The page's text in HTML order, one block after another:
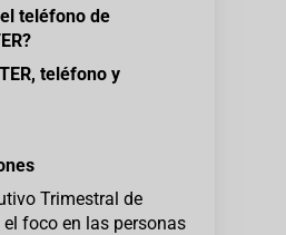
teléfono de
teléfono y
Trimestral de
el foco en las personas